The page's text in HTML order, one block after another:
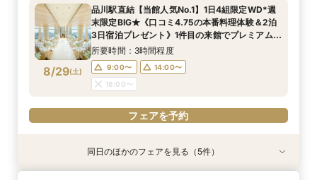
8/28(金
13:00〜
14:00〜
15:00〜
16:00〜
17:00〜
フェアを予約
8/28(金
11:00〜
13:00〜
15:00〜
17:00〜
フェアを予約
8/29(土)
品川駅直結【当館人気No.1】1日4組限定WD*週
末限定BIG★《口コミ4.75の本番料理体験＆2泊
3日宿泊プレゼント》1件目の来館でプレミアム特
典＆最大80万円ご優待付き
所要時間：3時間程度
9:00〜
14:00〜
18:00〜
フェアを予約
特典あり
特典あり
特典あり
特典あり同日のほかのフェアを見る（5件）